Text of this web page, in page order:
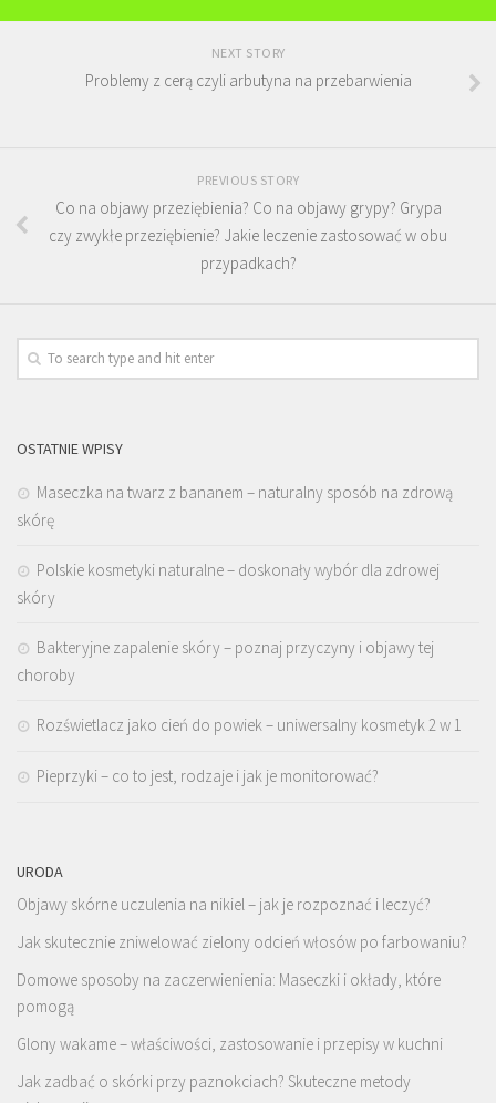
NEXT STORY
Problemy z cerą czyli arbutyna na przebarwienia
PREVIOUS STORY
Co na objawy przeziębienia? Co na objawy grypy? Grypa
czy zwykłe przeziębienie? Jakie leczenie zastosować w obu
przypadkach?
OSTATNIE WPISY
Maseczka na twarz z bananem – naturalny sposób na zdrową
skórę
Polskie kosmetyki naturalne – doskonały wybór dla zdrowej
skóry
Bakteryjne zapalenie skóry – poznaj przyczyny i objawy tej
choroby
Rozświetlacz jako cień do powiek – uniwersalny kosmetyk 2 w 1
Pieprzyki – co to jest, rodzaje i jak je monitorować?
URODA
Objawy skórne uczulenia na nikiel – jak je rozpoznać i leczyć?
Jak skutecznie zniwelować zielony odcień włosów po farbowaniu?
Domowe sposoby na zaczerwienienia: Maseczki i okłady, które
pomogą
Glony wakame – właściwości, zastosowanie i przepisy w kuchni
Jak zadbać o skórki przy paznokciach? Skuteczne metody